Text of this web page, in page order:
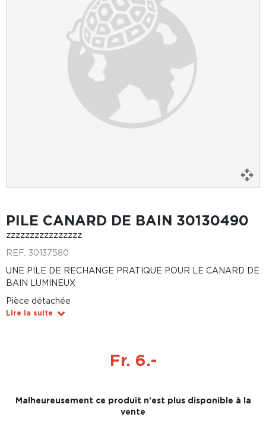
PILE CANARD DE BAIN 30130490
zzzzzzzzzzzzzzzz
REF. 30137580
UNE PILE DE RECHANGE PRATIQUE POUR LE CANARD DE
BAIN LUMINEUX
Pièce détachée
Lire la suite
Fr. 6.-
Malheureusement ce produit n'est plus disponible à la
vente